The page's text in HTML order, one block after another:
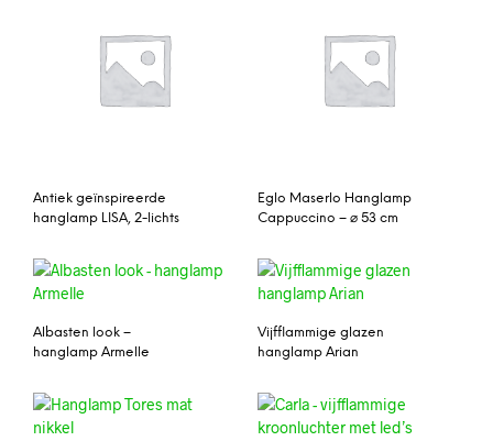
Antiek geïnspireerde
hanglamp LISA, 2-lichts
Eglo Maserlo Hanglamp
Cappuccino – ⌀ 53 cm
Albasten look –
hanglamp Armelle
Vijfflammige glazen
hanglamp Arian